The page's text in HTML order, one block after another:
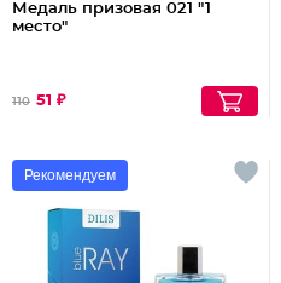
Медаль призовая 021 "1
место"
110 51 ₽
Рекомендуем